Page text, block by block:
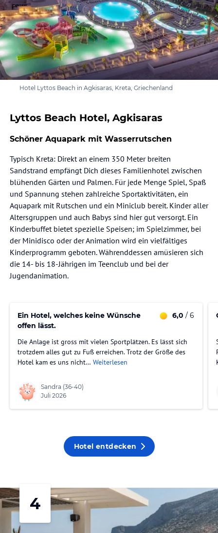
Hotel Lyttos Beach in Agkisaras, Kreta, Griechenland
Lyttos Beach Hotel, Agkisaras
Schöner Aquapark mit Wasserrutschen
Typisch Kreta: Direkt an einem 350 Meter breiten
Sandstrand empfängt Dich dieses Familienhotel zwischen
blühenden Gärten und Palmen. Für jede Menge Spiel, Spaß
und Spannung stehen zahlreiche Sportaktivitäten, ein
Aquapark mit Rutschen und ein Miniclub bereit. Kinder aller
Altersgruppen und auch Babys sind hier gut versorgt. Ein
Kinderbuffet bietet spezielle Speisen; im Spielzimmer, bei
der Minidisco oder der Animation wird ein vielfältiges
Kinderprogramm geboten. Währenddessen amüsieren sich
die 14- bis 18-Jährigen im Teenclub und bei der
Jugendanimation.
Ein Hotel, welches keine Wünsche
offen lässt.
6,0 / 6
Die Anlage ist gross mit vielen Sportplätzen. Es lässt sich
trotzdem alles gut zu Fuß erreichen. Trotz der Größe des
Hotel kam es uns nicht… Weiterlesen
Sandra (36-40)
Juli 2026
Hotel entdecken
4